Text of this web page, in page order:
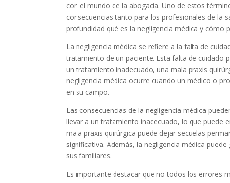
con el mundo de la abogacía. Uno de estos
consecuencias tanto para los profesionales de la
profundidad qué es la negligencia médica y cómo
La negligencia médica se refiere a la falta de
tratamiento de un paciente. Esta falta de cuidado
un tratamiento inadecuado, una mala praxis
negligencia médica ocurre cuando un médico o
en su campo.
Las consecuencias de la negligencia médica
llevar a un tratamiento inadecuado, lo que puede
mala praxis quirúrgica puede dejar secuelas
significativa. Además, la negligencia médica
sus familiares.
Es importante destacar que no todos los errores